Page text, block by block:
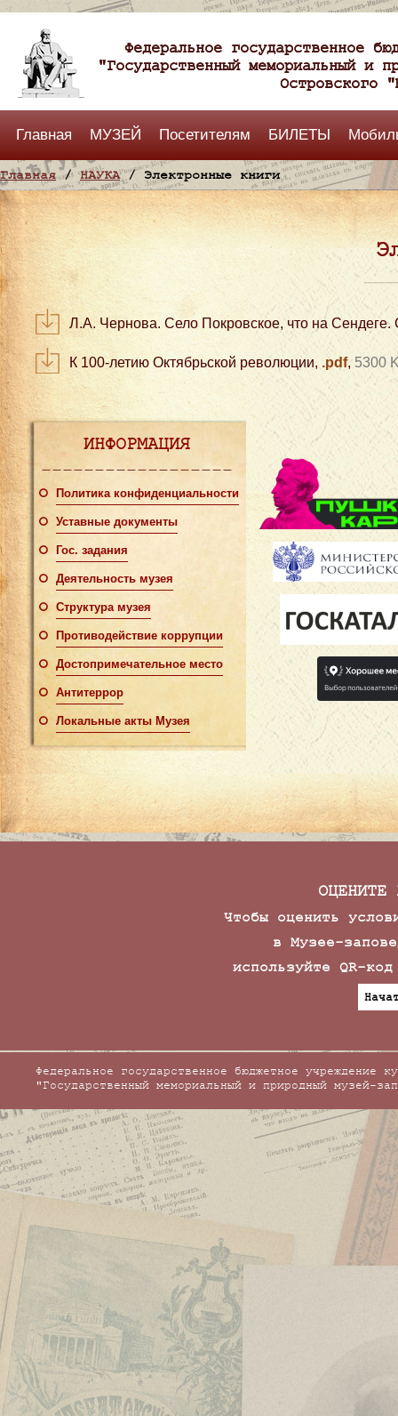
Федеральное государственное
"Государственный мемориальный и
Островского
Главная МУЗЕЙ Посетителям БИЛЕТЫ
Главная/НАУКА/ Электронные книги
Л.А. Чернова. Село Покровское, что на Сендеге.
К 100-летию Октябрьской революции, .pdf, 5300
ИНФОРМАЦИЯ
Политика конфиденциальности
Уставные документы
Гос. задания
Деятельность музея
Структура музея
Противодействие коррупции
Достопримечательное место
Антитеррор
Локальные акты Музея
ОЦЕНИТЕ
Чтобы оценить
в Музее-
используйте QR-
Федеральное государственное бюджетное учреждение
"Государственный мемориальный и природный музей-